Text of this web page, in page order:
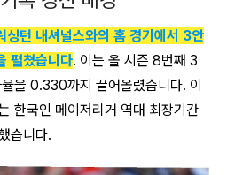
싱턴 내셔널스와의 홈 경기에서 3안
펼쳤습니다. 이는 올 시즌 8번째 3
을 0.330까지 끌어올렸습니다. 이
한국인 메이저리거 역대 최장기간
습니다.